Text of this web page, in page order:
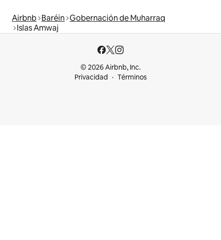
Airbnb Baréin Gobernación de Muharraq
Islas Amwaj
© 2026 Airbnb, Inc.
Privacidad
Términos